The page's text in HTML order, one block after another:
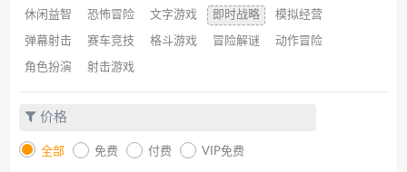
休闲益智 恐怖冒险 文字游戏 即时战略 模拟经营
弹幕射击 赛车竞技 格斗游戏 冒险解谜 动作冒险
角色扮演 射击游戏
价格
全部 免费 付费 VIP免费